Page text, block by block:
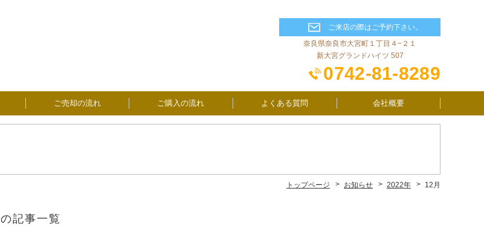
ご来店の際はご予約下さい。
奈良県奈良市大宮町１丁目４−２１
新大宮グランドハイツ 507
0742-81-8289
ご売却の流れ ご購入の流れ よくある質問 会社概要
トップページ お知らせ 2022年 12月
の記事一覧